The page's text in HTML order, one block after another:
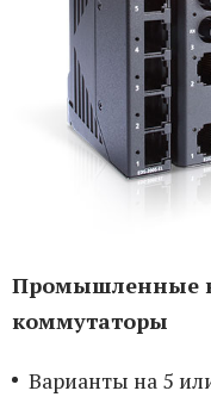
Промышленные
коммутаторы
Варианты на 5